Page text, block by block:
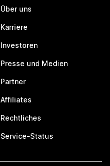
Über uns
Karriere
Investoren
Presse und Medien
Partner
Affiliates
Rechtliches
Service-Status